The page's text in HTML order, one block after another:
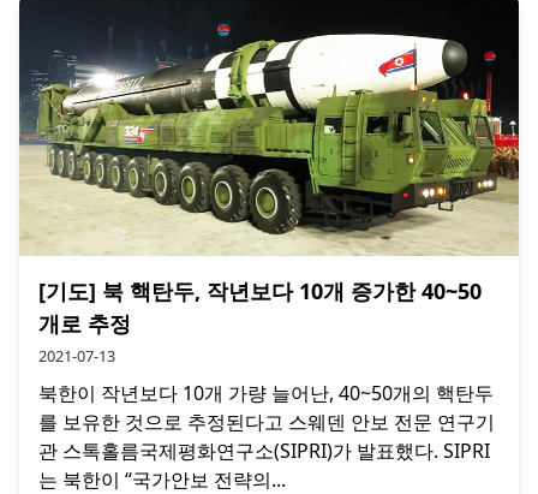
[기도] 북 핵탄두, 작년보다 10개 증가한 40~50
개로 추정
2021-07-13
북한이 작년보다 10개 가량 늘어난, 40~50개의 핵탄두
를 보유한 것으로 추정된다고 스웨덴 안보 전문 연구기
관 스톡홀름국제평화연구소(SIPRI)가 발표했다. SIPRI
는 북한이 “국가안보 전략의...